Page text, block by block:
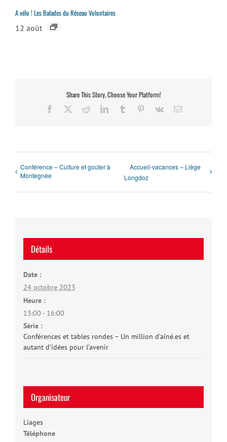
A vélo ! Les Balades du Réseau Volontaires
12 août
Share This Story, Choose Your Platform!
Facebook RedditLinkedInTumblr Pinterest
Vk Email
Conférence – Culture et goûter à
Montegnée
Accueil-vacances – Liège
Longdoz
Détails
Date :
24 octobre 2023
Heure :
13:00 - 16:00
Série :
Conférences et tables rondes – Un million d’aîné.es et
autant d’idées pour l’avenir
Organisateur
Liages
Téléphone